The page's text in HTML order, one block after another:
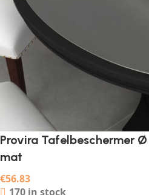
Provira Tafelbeschermer Ø
mat
€56.83
170 in stock